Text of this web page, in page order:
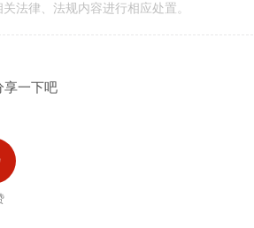
法律、法规内容进行相应处置。
享一下吧